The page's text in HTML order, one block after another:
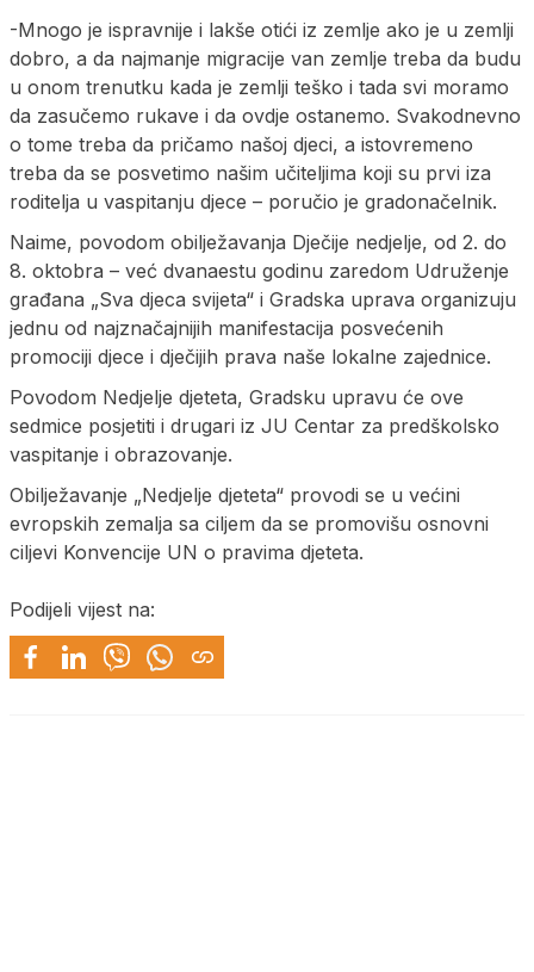
-Mnogo je ispravnije i lakše otići iz zemlje ako je u zemlji
dobro, a da najmanje migracije van zemlje treba da budu
u onom trenutku kada je zemlji teško i tada svi moramo
da zasučemo rukave i da ovdje ostanemo. Svakodnevno
o tome treba da pričamo našoj djeci, a istovremeno
treba da se posvetimo našim učiteljima koji su prvi iza
roditelja u vaspitanju djece – poručio je gradonačelnik.
Naime, povodom obilježavanja Dječije nedjelje, od 2. do
8. oktobra – već dvanaestu godinu zaredom Udruženje
građana „Sva djeca svijeta“ i Gradska uprava organizuju
jednu od najznačajnijih manifestacija posvećenih
promociji djece i dječijih prava naše lokalne zajednice.
Povodom Nedjelje djeteta, Gradsku upravu će ove
sedmice posjetiti i drugari iz JU Centar za predškolsko
vaspitanje i obrazovanje.
Obilježavanje „Nedjelje djeteta“ provodi se u većini
evropskih zemalja sa ciljem da se promovišu osnovni
ciljevi Konvencije UN o pravima djeteta.
Podijeli vijest na: